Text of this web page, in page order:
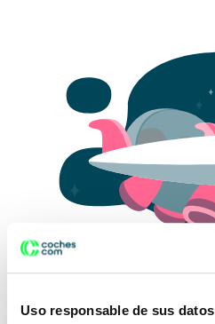
Uso responsable de sus datos